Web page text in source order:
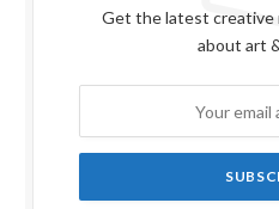
Get the latest creative
about art